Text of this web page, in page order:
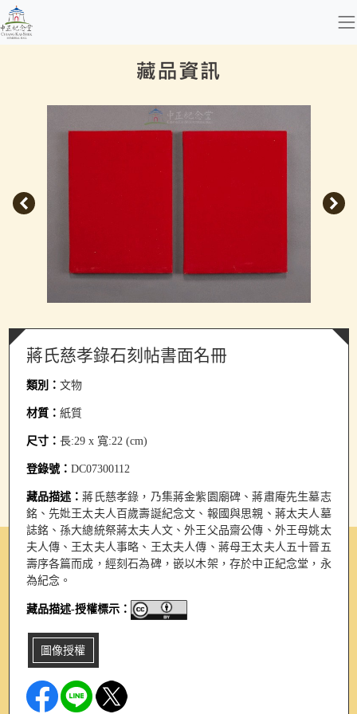
跳到主要內容
國立中正紀念堂管理處
網頁導覽
蔣氏慈孝錄石刻帖書面名冊
類別： 文物
材質： 紙質
尺寸： 長:29 x 寬:22 (cm)
登錄號： DC07300112
藏品描述：蔣氏慈孝錄，乃集蔣金紫園廟碑、蔣肅庵先生墓志
銘、先妣王太夫人百歲壽誕紀念文、報國與思親、蔣太夫人墓
誌銘、孫大總統祭蔣太夫人文、外王父品齋公傳、外王母姚太
夫人傳、王太夫人事略、王太夫人傳、蔣母王太夫人五十晉五
壽序各篇而成，經刻石為碑，嵌以木架，存於中正紀念堂，永
為紀念。
藏品描述-授權標示：
圖像授權